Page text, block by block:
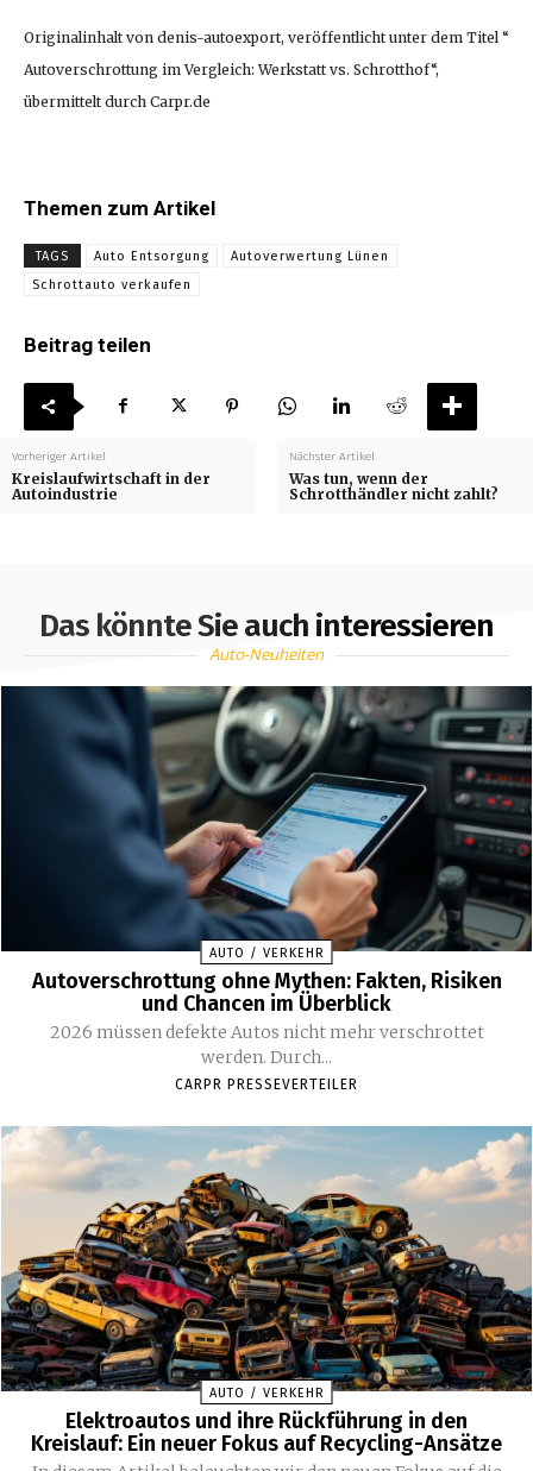
Originalinhalt von denis-autoexport, veröffentlicht unter dem Titel “
Autoverschrottung im Vergleich: Werkstatt vs. Schrotthof“,
übermittelt durch Carpr.de
Themen zum Artikel
TAGS Auto Entsorgung
Autoverwertung Lünen
Schrottauto verkaufen
Beitrag teilen
Vorheriger Artikel
Kreislaufwirtschaft in der
Autoindustrie
Nächster Artikel
Was tun, wenn der
Schrotthändler nicht zahlt?
Das könnte Sie auch interessieren
Auto-Neuheiten
AUTO / VERKEHR
Autoverschrottung ohne Mythen: Fakten, Risiken
und Chancen im Überblick
2026 müssen defekte Autos nicht mehr verschrottet
werden. Durch...
CARPR PRESSEVERTEILER
AUTO / VERKEHR
Elektroautos und ihre Rückführung in den
Kreislauf: Ein neuer Fokus auf Recycling-Ansätze